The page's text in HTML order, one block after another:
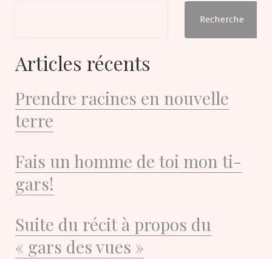
Recherche
Articles récents
Prendre racines en nouvelle
terre
Fais un homme de toi mon ti-
gars!
Suite du récit à propos du
« gars des vues »